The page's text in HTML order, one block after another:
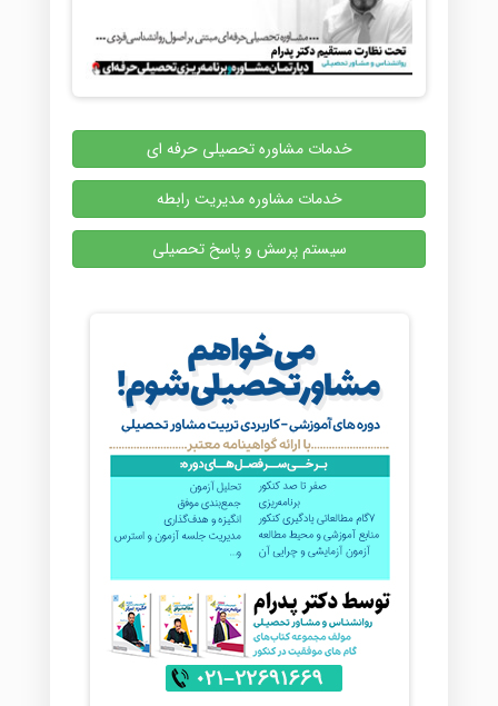
خدمات مشاوره تحصیلی حرفه ای
خدمات مشاوره مدیریت رابطه
سیستم پرسش و پاسخ تحصیلی